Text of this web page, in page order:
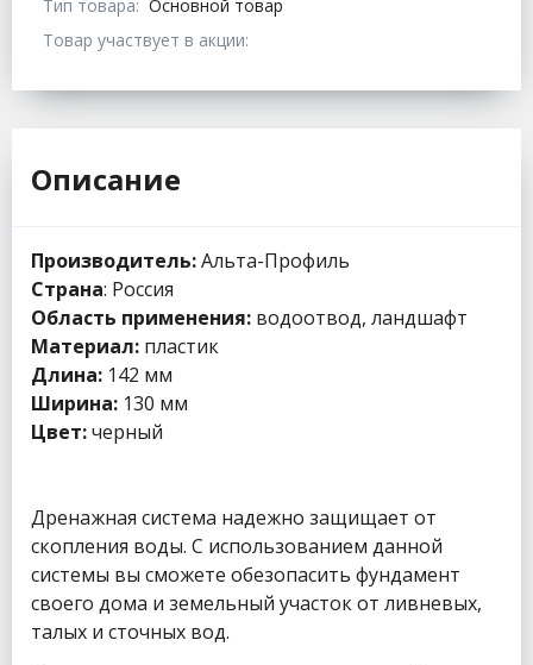
Тип товара: Основной товар
Товар участвует в акции:
Описание
Производитель:Альта-Профиль
Страна: Россия
Область применения: водоотвод, ландшафт
Материал: пластик
Длина: 142 мм
Ширина: 130 мм
Цвет:черный
Дренажная система надежно защищает от
скопления воды. С использованием данной
системы вы сможете обезопасить фундамент
своего дома и земельный участок от ливневых,
талых и сточных вод.